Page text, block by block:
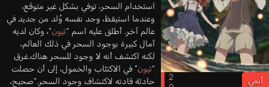
أنمي
استخدام السحر، توفي بشكل غير متوقع،
وعندما استيقظ، وجد نفسه وُلد من جديد في
عالم آخر. أطلق عليه اسم “ثيون“، وكان لديه
آمال كبيرة بوجود السحر في ذلك العالم،
لكنه اكتشف أنه لا وجود للسحر هناك.غرق
“ثيون” في الاكتئاب والخمول، إلى أن حصلت
حادثة قادته لاكتشاف وجود السحر.“صحيح،